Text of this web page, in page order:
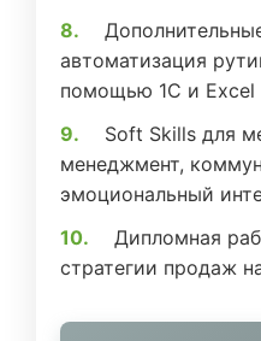
автоматизация
помощью 1С и Excel
Soft Skills для
менеджмент,
эмоциональный
Дипломная
стратегии продаж